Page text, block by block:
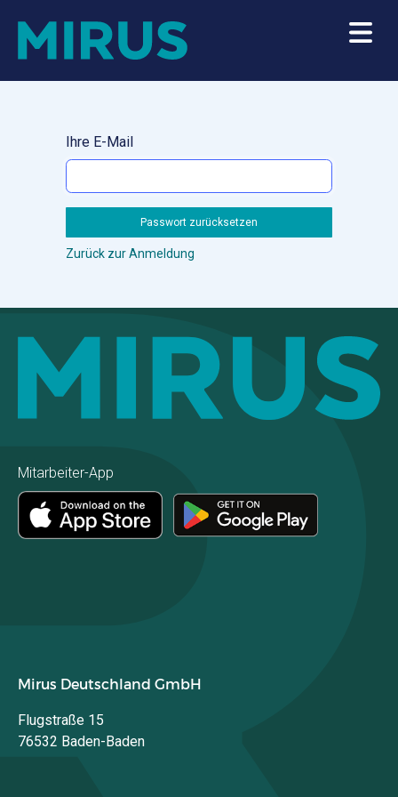
Ihre E-Mail
Passwort zurücksetzen
Zurück zur Anmeldung
Mitarbeiter-App
Mirus Deutschland GmbH
Flugstraße 15
76532 Baden-Baden